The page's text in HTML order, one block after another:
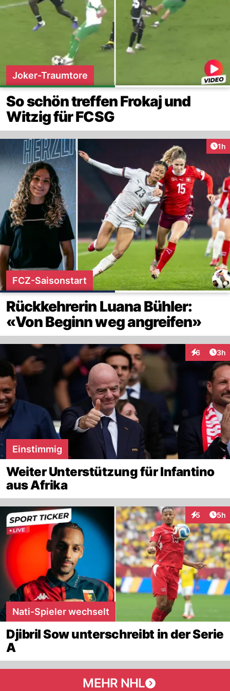
Joker-Traumtore
So schön treffen Frokaj und
Witzig für FCSG
1h
FCZ-Saisonstart
Rückkehrerin Luana Bühler:
«Von Beginn weg angreifen»
6 3h
Einstimmig
Weiter Unterstützung für Infantino
aus Afrika
5 5h
Nati-Spieler wechselt
Djibril Sow unterschreibt in der Serie
A
MEHR NHL